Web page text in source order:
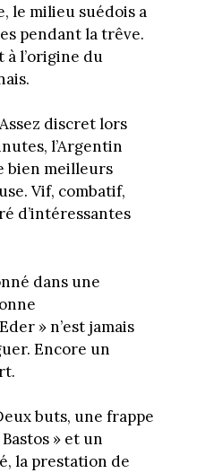
le milieu suédois a
pendant la trêve.
l’origine du
discret lors
l’Argentin
bien meilleurs
Vif, combatif,
d’intéressantes
dans une
» n’est jamais
Encore un
buts, une frappe
» et un
la prestation de